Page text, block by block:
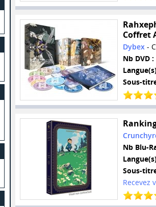
Coffret
Dybex -
Nb DVD :
Sous-
Nb Blu-
Sous-
Recevez